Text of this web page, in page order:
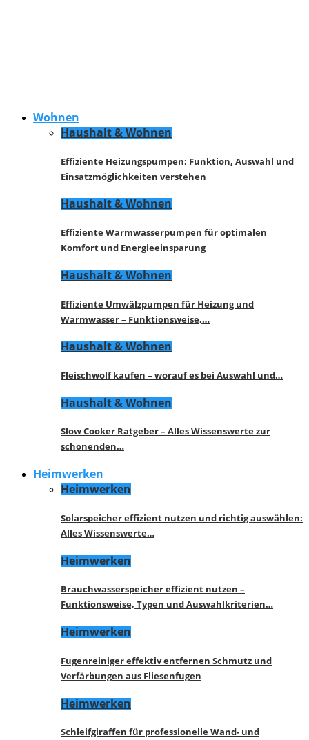
Wohnen
Haushalt & Wohnen
Effiziente Heizungspumpen: Funktion, Auswahl und
Einsatzmöglichkeiten verstehen
Haushalt & Wohnen
Effiziente Warmwasserpumpen für optimalen
Komfort und Energieeinsparung
Haushalt & Wohnen
Effiziente Umwälzpumpen für Heizung und
Warmwasser – Funktionsweise,…
Haushalt & Wohnen
Fleischwolf kaufen – worauf es bei Auswahl und…
Haushalt & Wohnen
Slow Cooker Ratgeber – Alles Wissenswerte zur
schonenden…
Heimwerken
Heimwerken
Solarspeicher effizient nutzen und richtig auswählen:
Alles Wissenswerte…
Heimwerken
Brauchwasserspeicher effizient nutzen –
Funktionsweise, Typen und Auswahlkriterien…
Heimwerken
Fugenreiniger effektiv entfernen Schmutz und
Verfärbungen aus Fliesenfugen
Heimwerken
Schleifgiraffen für professionelle Wand- und